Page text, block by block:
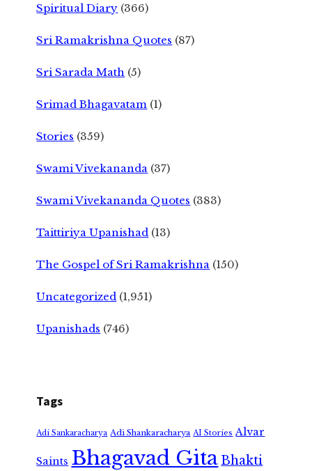
Spiritual Diary (366)
Sri Ramakrishna Quotes (87)
Sri Sarada Math (5)
Srimad Bhagavatam (1)
Stories (359)
Swami Vivekananda (37)
Swami Vivekananda Quotes (383)
Taittiriya Upanishad (13)
The Gospel of Sri Ramakrishna (150)
Uncategorized (1,951)
Upanishads (746)
Tags
Adi Sankaracharya Adi Shankaracharya AI Stories Alvar
Saints Bhagavad GitaBhakti